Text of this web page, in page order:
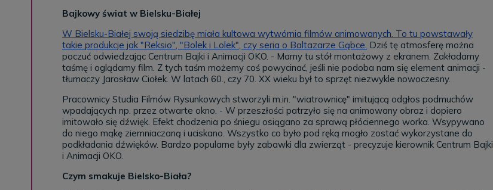
Bajkowy świat w Bielsku-Białej
W Bielsku-Białej swoją siedzibę miała kultowa wytwórnia filmów animowanych. To tu powstawały
takie produkcje jak "Reksio", "Bolek i Lolek", czy seria o Baltazarze Gąbce. Dziś tę atmosferę można
poczuć odwiedzając Centrum Bajki i Animacji OKO. - Mamy tu stół montażowy z ekranem. Zakładamy
taśmę i oglądamy film. Z tych taśm możemy coś powycinać, jeśli nie podoba nam się element animacji -
tłumaczy Jarosław Ciołek. W latach 60., czy 70. XX wieku był to sprzęt niezwykle nowoczesny.
Pracownicy Studia Filmów Rysunkowych stworzyli m.in. "wiatrownicę" imitującą odgłos podmuchów
wpadających np. przez otwarte okno. - W przeszłości patrzyło się na animowany obraz i dopiero
imitowało się dźwięk. Efekt chodzenia po śniegu osiągano za sprawą płóciennego worka. Wsypywano
do niego mąkę ziemniaczaną i uciskano. Wszystko co było pod ręką mogło zostać wykorzystane do
podkładania dźwięków. Bardzo popularne były zabawki dla zwierząt - precyzuje kierownik Centrum Bajki
i Animacji OKO.
Czym smakuje Bielsko-Biała?